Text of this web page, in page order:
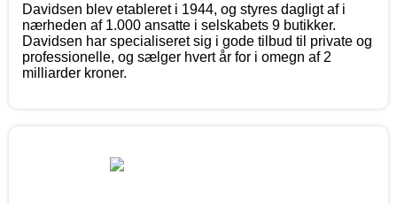
Davidsen blev etableret i 1944, og styres dagligt af i
nærheden af 1.000 ansatte i selskabets 9 butikker.
Davidsen har specialiseret sig i gode tilbud til private og
professionelle, og sælger hvert år for i omegn af 2
milliarder kroner.